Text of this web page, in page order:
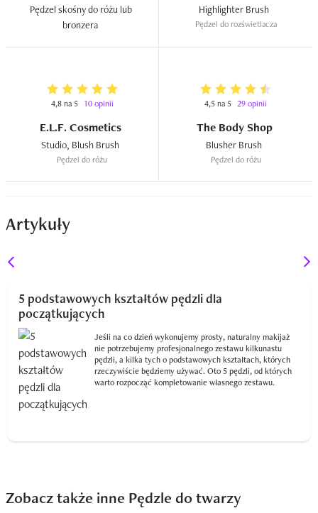
Pędzel skośny do różu lub
Pędzel do rozświetlacza
4,8 na 5 10 opinii
E.L.F. Cosmetics
Pędzel do różu
4,5 na 5 29 opinii
The Body Shop
Pędzel do różu
Artykuły
5 podstawowych kształtów pędzli dla
początkujących
Jeśli na co dzień wykonujemy prosty, naturalny makijaż
nie potrzebujemy profesjonalnego zestawu kilkunastu
pędzli, a kilka tych o podstawowych kształtach, których
rzeczywiście będziemy używać. Oto 5 pędzli, od których
warto rozpocząć kompletowanie własnego zestawu.
Zobacz także inne Pędzle do twarzy